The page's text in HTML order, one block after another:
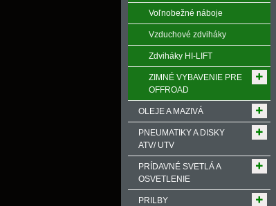
Voľnobežné náboje
Vzduchové zdviháky
Zdviháky HI-LIFT
ZIMNÉ VYBAVENIE PRE
OFFROAD
OLEJE A MAZIVÁ
PNEUMATIKY A DISKY
ATV/ UTV
PRÍDAVNÉ SVETLÁ A
OSVETLENIE
PRILBY